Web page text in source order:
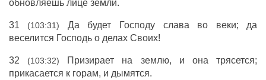
обновляешь лице земли.
31 (103:31) Да будет Господу слава во веки; да
веселится Господьо делахСвоих!
32 (103:32) Призирает на землю, и онатрясется;
прикасается к горам, и дымятся.